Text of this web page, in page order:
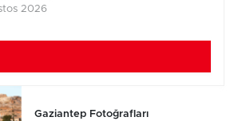
2026
Gaziantep Fotoğrafları